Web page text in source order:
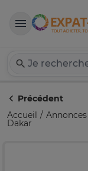
Précédent
Accueil
Annonces
Dakar